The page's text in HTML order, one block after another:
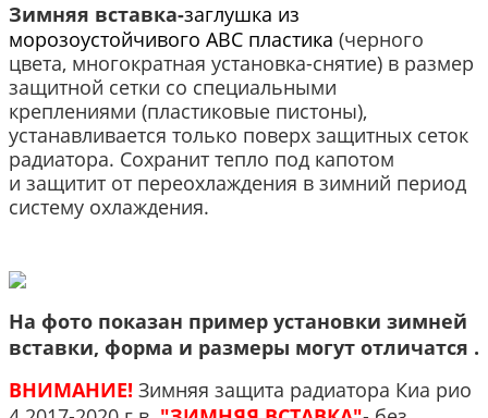
Зимняя вставка-заглушка из
морозоустойчивого АВС пластика (черного
цвета, многократная установка-снятие) в размер
защитной сетки со специальными
креплениями (пластиковые пистоны),
устанавливается только поверх защитных сеток
радиатора. Сохранит тепло под капотом
и защитит от переохлаждения в зимний период
систему охлаждения.
На фото показан пример установки зимней
вставки, форма и размеры могут отличатся .
ВНИМАНИЕ! Зимняя защита радиатора Киа рио